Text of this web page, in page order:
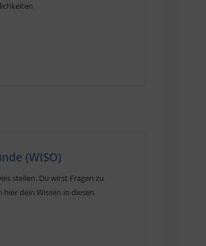
(WISO)
stellen. Du wirst Fragen zu
dein Wissen in diesen